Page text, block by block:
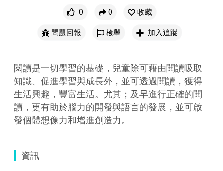
0 0
收藏
問題回報
檢舉 加入追蹤
閱讀是一切學習的基礎，兒童除可藉由閱讀吸取
知識、促進學習與成長外，並可透過閱讀，獲得
生活興趣，豐富生活。尤其；及早進行正確的閱
讀，更有助於腦力的開發與語言的發展，並可啟
發個體想像力和增進創造力。
資訊